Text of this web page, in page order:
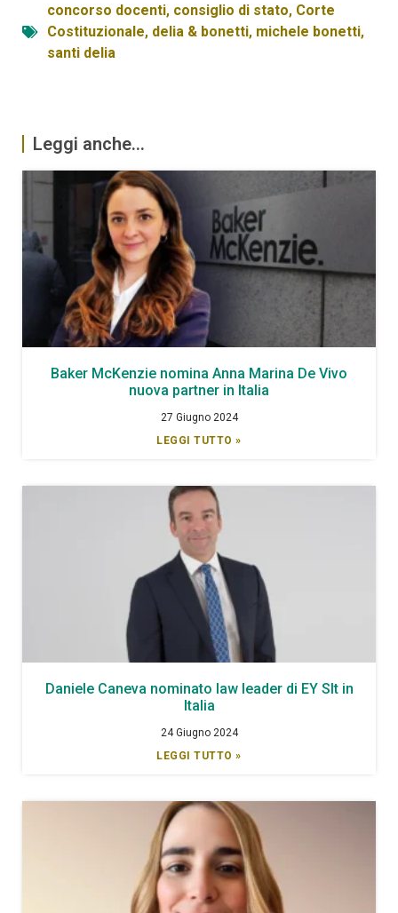
concorso docenti, consiglio di stato, Corte
Costituzionale, delia & bonetti, michele bonetti,
santi delia
Leggi anche...
Baker McKenzie nomina Anna Marina De Vivo
nuova partner in Italia
27 Giugno 2024
LEGGI TUTTO »
Daniele Caneva nominato law leader di EY Slt in
Italia
24 Giugno 2024
LEGGI TUTTO »